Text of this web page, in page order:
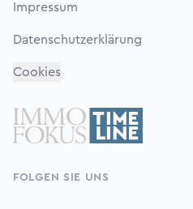
Impressum
Datenschutzerklärung
Cookies
FOLGEN SIE UNS